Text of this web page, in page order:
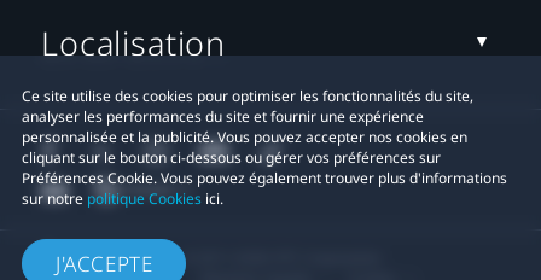
Ce site utilise des cookies pour optimiser les fonctionnalités du site,
analyser les performances du site et fournir une expérience
personnalisée et la publicité. Vous pouvez accepter nos cookies en
cliquant sur le bouton ci-dessous ou gérer vos préférences sur
Préférences Cookie. Vous pouvez également trouver plus d'informations
sur notre politique Cookies ici.
J'ACCEPTE
Localisation
© 2011-2026 HTC Corporation